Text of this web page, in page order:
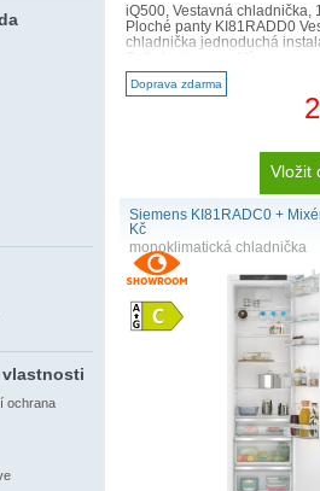
iQ500, Vestavná chladnička,
Ploché panty KI81RADD0
chladnička jednoduchá
Doprava zdarma
Vložit
Siemens KI81RADC0 +
Kč
monoklimatická chladnička
vlastnosti
ochrana